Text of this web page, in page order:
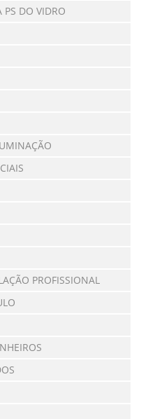
PS DO VIDRO
PROFISSIONAL